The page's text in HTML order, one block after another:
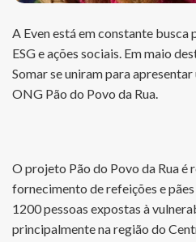
A Even está em constante busca
ESG e ações sociais. Em maio
Somar se uniram para
ONG Pão do Povo da Rua.
O projeto Pão do Povo da Rua é
fornecimento de refeições e
1200 pessoas expostas à
principalmente na região do